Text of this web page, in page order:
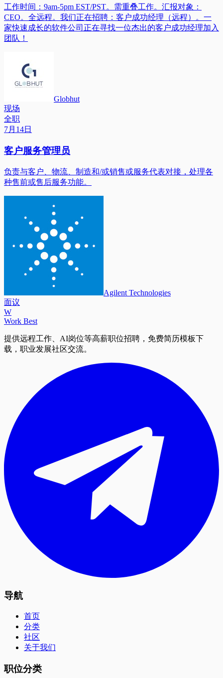
工作时间：9am-5pm EST/PST。需重叠工作。汇报对象：
CEO。全远程。我们正在招聘：客户成功经理（远程）。一
家快速成长的软件公司正在寻找一位杰出的客户成功经理加入
团队！
Globhut
现场
全职
7月14日
客户服务管理员
负责与客户、物流、制造和/或销售或服务代表对接，处理各
种售前或售后服务功能。
Agilent Technologies
面议
W
Work Best
提供远程工作、AI岗位等高薪职位招聘，免费简历模板下
载，职业发展社区交流。
导航
首页
分类
社区
关于我们
职位分类